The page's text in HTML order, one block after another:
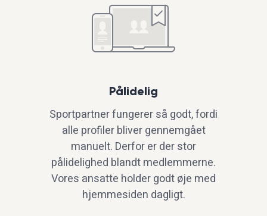
Pålidelig
Sportpartner fungerer så godt, fordi
alle profiler bliver gennemgået
manuelt. Derfor er der stor
pålidelighed blandt medlemmerne.
Vores ansatte holder godt øje med
hjemmesiden dagligt.